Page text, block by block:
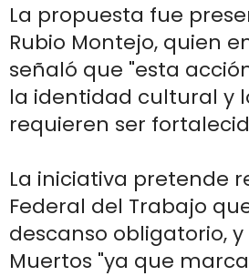
La propuesta fue
Rubio Montejo, quien
señaló que "esta
la identidad cultural y
requieren ser
La iniciativa pretende
Federal del Trabajo
descanso obligatorio,
Muertos "ya que